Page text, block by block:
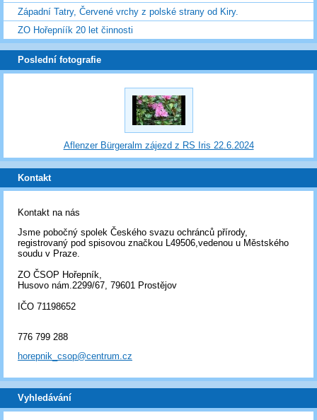
Západní Tatry, Červené vrchy z polské strany od Kiry.
ZO Hořepníík 20 let činnosti
Poslední fotografie
Aflenzer Bürgeralm zájezd z RS Iris 22.6.2024
Kontakt
Kontakt na nás
Jsme pobočný spolek Českého svazu ochránců přírody,
registrovaný pod spisovou značkou L49506,vedenou u Městského
soudu v Praze.
ZO ČSOP Hořepník,
Husovo nám.2299/67, 79601 Prostějov
IČO 71198652
776 799 288
horepnik_csop@centrum.cz
Vyhledávání